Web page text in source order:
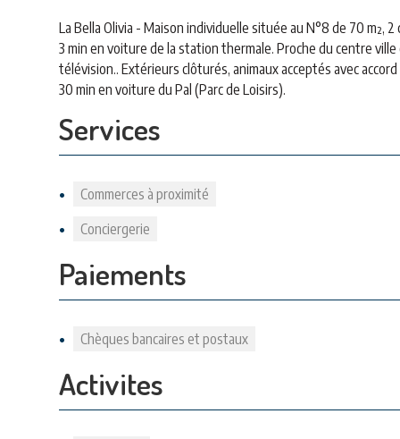
La Bella Olivia - Maison individuelle située au N°8 de 70 m²,
3 min en voiture de la station thermale. Proche du centre
télévision.. Extérieurs clôturés, animaux acceptés avec
30 min en voiture du Pal (Parc de Loisirs).
Services
Commerces à proximité
Conciergerie
Paiements
Chèques bancaires et postaux
Activites